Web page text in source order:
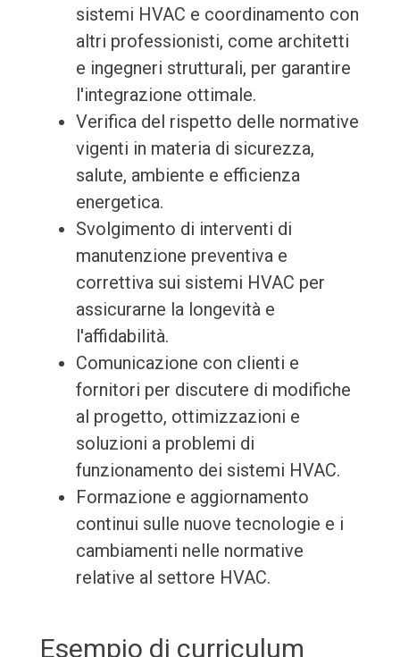
sistemi HVAC e coordinamento con
altri professionisti, come architetti
e ingegneri strutturali, per garantire
l'integrazione ottimale.
Verifica del rispetto delle normative
vigenti in materia di sicurezza,
salute, ambiente e efficienza
energetica.
Svolgimento di interventi di
manutenzione preventiva e
correttiva sui sistemi HVAC per
assicurarne la longevità e
l'affidabilità.
Comunicazione con clienti e
fornitori per discutere di modifiche
al progetto, ottimizzazioni e
soluzioni a problemi di
funzionamento dei sistemi HVAC.
Formazione e aggiornamento
continui sulle nuove tecnologie e i
cambiamenti nelle normative
relative al settore HVAC.
Esempio di curriculum